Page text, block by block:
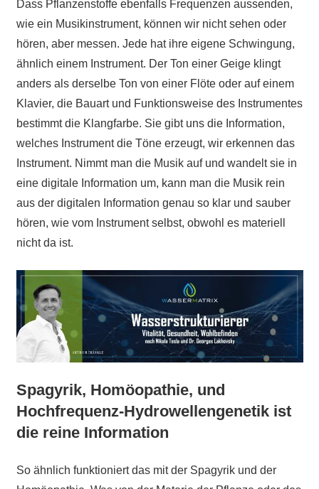
Dass Pflanzenstoffe ebenfalls Frequenzen aussenden,
wie ein Musikinstrument, können wir nicht sehen oder
hören, aber messen. Jede hat ihre eigene Schwingung,
ähnlich einem Instrument. Der Ton einer Geige klingt
anders als derselbe Ton von einer Flöte oder auf einem
Klavier, die Bauart und Funktionsweise des Instrumentes
bestimmt die Klangfarbe. Sie gibt uns die Information,
welches Instrument die Töne erzeugt, wir erkennen das
Instrument. Nimmt man die Musik auf und wandelt sie in
eine digitale Information um, kann man die Musik rein
aus der digitalen Information genau so klar und sauber
hören, wie vom Instrument selbst, obwohl es materiell
nicht da ist.
Spagyrik, Homöopathie, und
Hochfrequenz-Hydrowellengenetik ist
die reine Information
So ähnlich funktioniert das mit der Spagyrik und der